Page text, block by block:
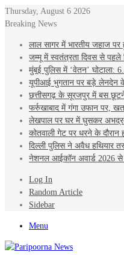
Thursday, August 6 2026
Breaking News
लाल सागर में भारतीय जहाज पर
जम्मू में स्वतंत्रता दिवस से पहले
मुंबई पुलिस में ‘वेतन’ घोटाला:
यूपीआई भुगतान पर बड़े लेनदेन
छत्तीसगढ़ के सूरजपुर में बस छूटने
फर्रुखाबाद में गंगा उफान पर,
लेखपाल पर घर में घुसकर
कोतवाली गेट पर धरने के
दिल्ली पुलिस ने अवैध हथियार
नेशनल आईकॉन अवार्ड 2026 से
Log In
Random Article
Sidebar
Menu